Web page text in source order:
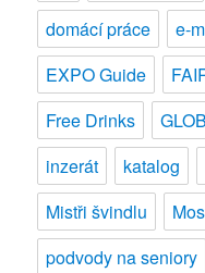
domácí práce
e-
EXPO Guide
Free Drinks
inzerát
katalog
Mistři švindlu
podvody na seniory